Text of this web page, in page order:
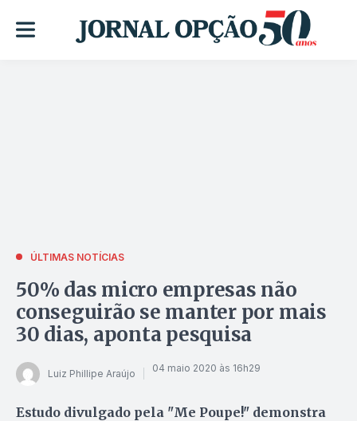
ÚLTIMAS NOTÍCIAS
50% das micro empresas não
conseguirão se manter por mais
30 dias, aponta pesquisa
Luiz Phillipe Araújo 04 maio 2020 às 16h29
Estudo divulgado pela "Me Poupe!" demonstra